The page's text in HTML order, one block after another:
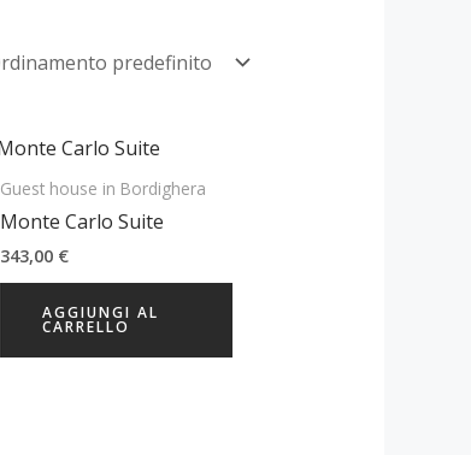
Guest house in Bordighera
Monte Carlo Suite
343,00 €
AGGIUNGI AL
CARRELLO